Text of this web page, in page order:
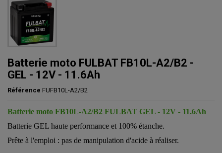
Batterie moto FULBAT FB10L-A2/B2 -
GEL - 12V - 11.6Ah
Référence FUFB10L-A2/B2
Batterie moto FB10L-A2/B2 FULBAT GEL - 12V - 11.6Ah
Batterie GEL haute performance et 100% étanche.
Prête à l'emploi : pas de manipulation d'acide à réaliser.